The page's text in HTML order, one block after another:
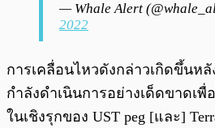
— Whale Alert
2022
การเคลื่อนไหวดังกล่าวเกิดขึ้นหลั
กำลังดำเนินการอย่างเด็ดขาดเ
ในเชิงรุกของ UST peg [และ]